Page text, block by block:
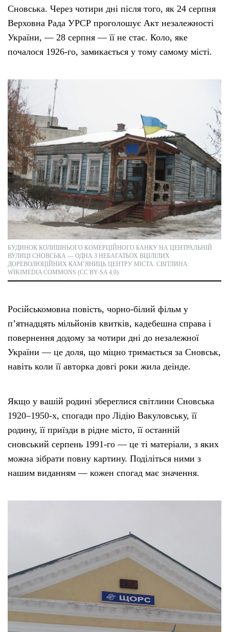
Сновська. Через чотири дні після того, як 24 серпня
Верховна Рада УРСР проголошує Акт незалежності
України, — 28 серпня — її не стає. Коло, яке
почалося 1926-го, замикається у тому самому місті.
БУДИНОК КОЛИШНЬОГО КОМЕРЦІЙНОГО БАНКУ НА ЦЕНТРАЛЬНІЙ
ВУЛИЦІ СНОВСЬКА — ОДНА З НЕБАГАТЬОХ ВЦІЛІЛИХ
ДОРЕВОЛЮЦІЙНИХ КАМʼЯНИЦЬ ЦЕНТРУ МІСТА. СВІТЛИНА:
WIKIMEDIA COMMONS (CC BY-SA 4.0).
Російськомовна повість, чорно-білий фільм у
пʼятнадцять мільйонів квитків, кадебешна справа і
повернення додому за чотири дні до незалежної
України — це доля, що міцно тримається за Сновськ,
навіть коли її авторка довгі роки жила деінде.
Якщо у вашій родині збереглися світлини Сновська
1920–1950-х, спогади про Лідію Вакуловську, її
родину, її приїзди в рідне місто, її останній
сновський серпень 1991-го — це ті матеріали, з яких
можна зібрати повну картину. Поділіться ними з
нашим виданням — кожен спогад має значення.